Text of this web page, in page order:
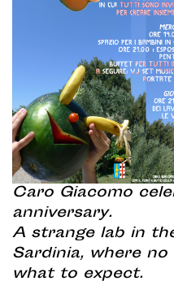
Caro Giacomo
anniversary.
A strange lab in
Sardinia, where
what to expect.